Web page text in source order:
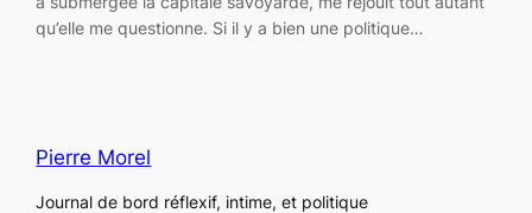
qu’elle me questionne. Si il y a bien une politique…
Pierre Morel
Journal de bord réflexif, intime, et politique